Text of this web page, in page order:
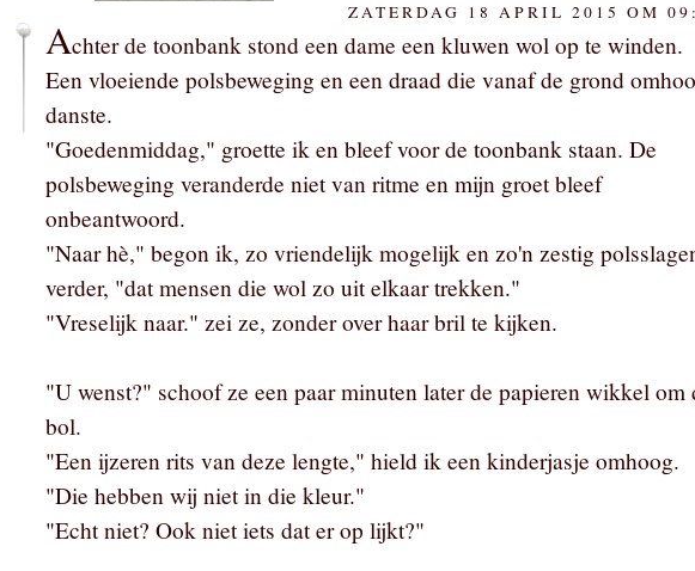
ZATERDAG 18 APRIL 2015 OM
Achter de toonbank stond een dame een kluwen wol op te winden.
Een vloeiende polsbeweging en een draad die vanaf de grond
danste.
"Goedenmiddag," groette ik en bleef voor de toonbank staan. De
polsbeweging veranderde niet van ritme en mijn groet bleef
onbeantwoord.
"Naar hè," begon ik, zo vriendelijk mogelijk en zo'n zestig
verder, "dat mensen die wol zo uit elkaar trekken."
"Vreselijk naar." zei ze, zonder over haar bril te kijken.
"U wenst?" schoof ze een paar minuten later de papieren wikkel om
bol.
"Een ijzeren rits van deze lengte," hield ik een kinderjasje omhoog.
"Die hebben wij niet in die kleur."
"Echt niet? Ook niet iets dat er op lijkt?"